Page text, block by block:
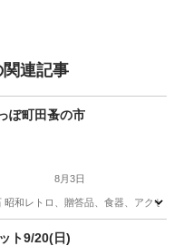
連記事
ぽ町田蚤の市
8月3日
和レトロ、贈答品、食器、アク
蚤の市
ト9/20(日)